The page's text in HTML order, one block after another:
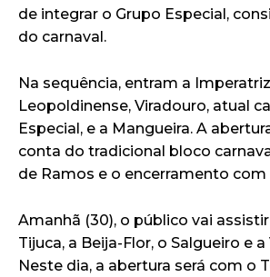
de integrar o Grupo Especial,
do carnaval.
Na sequência, entram a Imperatriz
Leopoldinense, Viradouro, atual
Especial, e a Mangueira. A
conta do tradicional bloco
de Ramos e o encerramento
Amanhã (30), o público vai
Tijuca, a Beija-Flor, o Salgueiro e a
Neste dia, a abertura será com o